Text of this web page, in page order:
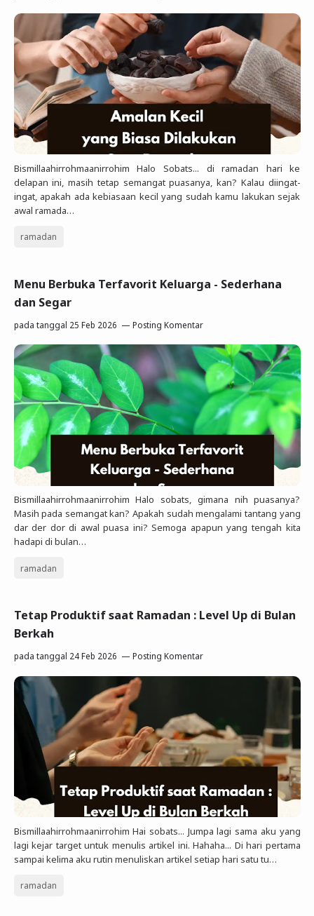
Bismillaahirrohmaanirrohim Halo Sobats... di ramadan hari ke
delapan ini, masih tetap semangat puasanya, kan? Kalau diingat-
ingat, apakah ada kebiasaan kecil yang sudah kamu lakukan sejak
awal ramada…
ramadan
Menu Berbuka Terfavorit Keluarga - Sederhana
dan Segar
pada tanggal 25 Feb 2026 Posting Komentar
Bismillaahirrohmaanirrohim Halo sobats, gimana nih puasanya?
Masih pada semangat kan? Apakah sudah mengalami tantang yang
dar der dor di awal puasa ini? Semoga apapun yang tengah kita
hadapi di bulan…
ramadan
Tetap Produktif saat Ramadan : Level Up di Bulan
Berkah
pada tanggal 24 Feb 2026 Posting Komentar
Bismillaahirrohmaanirrohim Hai sobats... Jumpa lagi sama aku yang
lagi kejar target untuk menulis artikel ini. Hahaha... Di hari pertama
sampai kelima aku rutin menuliskan artikel setiap hari satu tu…
ramadan